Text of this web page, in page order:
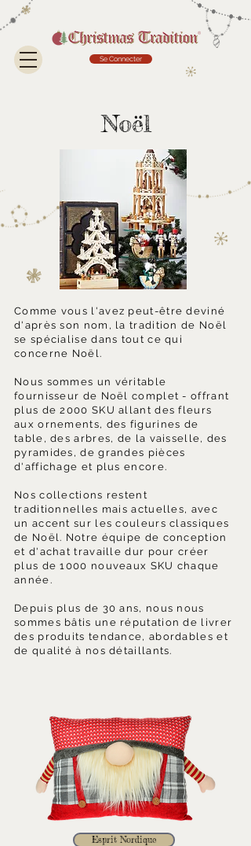
Se Connecter
Noël
Comme vous l'avez peut-être deviné
d'après son nom, la tradition de Noël
se spécialise dans tout ce qui
concerne Noël.
Nous sommes un véritable
fournisseur de Noël complet - offrant
plus de 2000 SKU allant des fleurs
aux ornements, des figurines de
table, des arbres, de la vaisselle, des
pyramides, de grandes pièces
d'affichage et plus encore.
Nos collections restent
traditionnelles mais actuelles, avec
un accent sur les couleurs classiques
de Noël. Notre équipe de conception
et d'achat travaille dur pour créer
plus de 1000 nouveaux SKU chaque
année.
Depuis plus de 30 ans, nous nous
sommes bâtis une réputation de livrer
des produits tendance, abordables et
de qualité à nos détaillants.
Esprit Nordique